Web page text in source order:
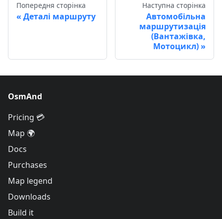
Попередня сторінка
Деталі маршруту
Наступна сторінка
Автомобільна
маршрутизація
(Вантажівка,
Мотоцикл)
OsmAnd
Pricing 💳
Map 🌍
Docs
Purchases
Map legend
Downloads
Build it